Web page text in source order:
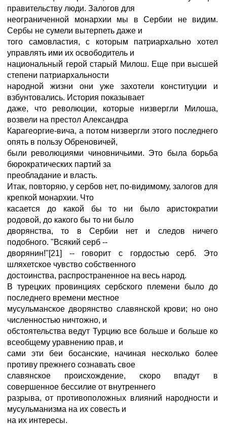
правительству люди. Залогов для
неограниченной монархии мы в Сербии не видим.
Сербы не сумели вытерпеть даже и
того самовластия, с которым патриархально хотел
управлять ими их освободитель и
национальный герой старый Милош. Еще при высшей
степени патриархальности
народной жизни они уже захотели конституции и
взбунтовались. История показывает
даже, что революции, которые низвергли Милоша,
возвели на престол Александра
Карагеоргие-вича, а потом низвергли этого последнего
опять в пользу Обреновичей,
были революциями чиновничьими. Это была борьба
бюрократических партий за
преобладание и власть.
Итак, повторяю, у сербов нет, по-видимому, залогов для
крепкой монархии. Что
касается до какой бы то ни было аристократии
родовой, до какого бы то ни было
дворянства, то в Сербии нет и следов ничего
подобного. "Всякий серб --
дворянин!"[21] -- говорит с гордостью серб. Это
шляхетское чувство собственного
достоинства, распространенное на весь народ.
В турецких провинциях сербского племени было до
последнего времени местное
мусульманское дворянство славянской крови; но оно
численностью ничтожно, и
обстоятельства ведут Турцию все больше и больше ко
всеобщему уравнению прав, и
сами эти беи босанские, начиная несколько более
противу прежнего сознавать свое
славянское происхождение, скоро впадут в
совершенное бессилие от внутреннего
разрыва, от противоположных влияний народности и
мусульманизма на их совесть и
на их интересы.